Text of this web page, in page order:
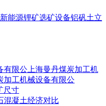
能源锂矿选矿设备铝矾土立
有限公上海曼丹煤炭加工机
加工机械设备有限公
尺寸
混凝土经济对比